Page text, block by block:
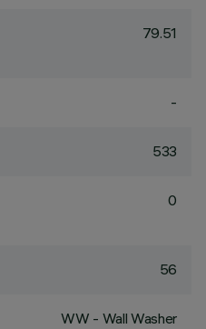
79.51
-
533
0
56
WW - Wall Washer